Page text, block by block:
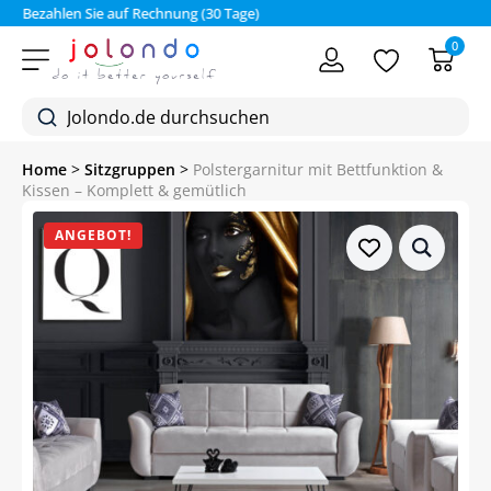
Bezahlen Sie auf Rechnung (30 Tage)
0
Home > Sitzgruppen > Polstergarnitur mit Bettfunktion &
Kissen – Komplett & gemütlich
ANGEBOT!